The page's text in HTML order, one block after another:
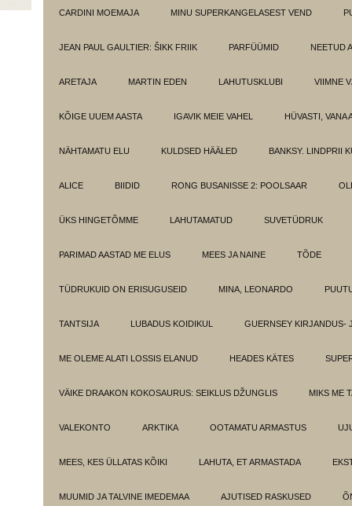
CARDINI MOEMAJA MINU SUPERKANGELASEST VEND
JEAN PAUL GAULTIER: ŠIKK FRIIK PARFÜÜMID NEETUD
ARETAJA MARTIN EDEN LAHUTUSKLUBI VIIMNE
KÕIGE UUEM AASTA IGAVIK MEIE VAHEL HÜVASTI, VANA
NÄHTAMATU ELU KULDSED HÄÄLED BANKSY. LINDPRII
ALICE BIIDID RONG BUSANISSE 2: POOLSAAR
ÜKS HINGETÕMME LAHUTAMATUD SUVETÜDRUK
PARIMAD AASTAD ME ELUS MEES JA NAINE TÕDE
TÜDRUKUID ON ERISUGUSEID MINA, LEONARDO
TANTSIJA LUBADUS KOIDIKUL GUERNSEY KIRJANDUS-
ME OLEME ALATI LOSSIS ELANUD HEADES KÄTES
VÄIKE DRAAKON KOKOSAURUS: SEIKLUS DŽUNGLIS MIKS ME
VALEKONTO ARKTIKA OOTAMATU ARMASTUS
MEES, KES ÜLLATAS KÕIKI LAHUTA, ET ARMASTADA
MUUMID JA TALVINE IMEDEMAA AJUTISED RASKUSED